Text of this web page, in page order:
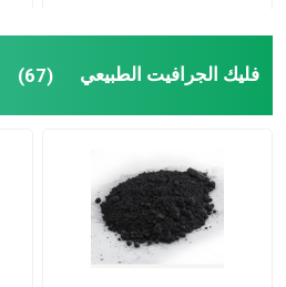
فليك الجرافيت الطبيعي (67)